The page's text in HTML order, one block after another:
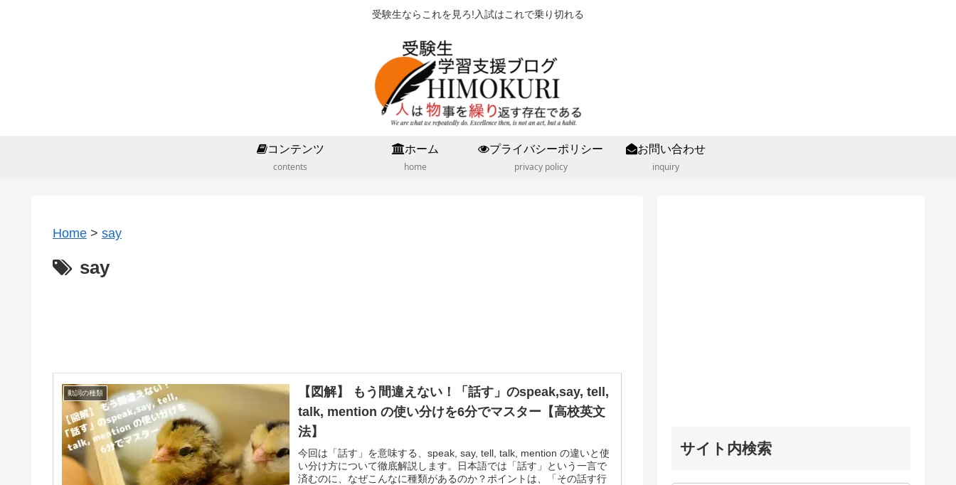
受験生ならこれを見ろ!入試はこれで乗り切れる
コンテンツ
contents
ホーム
home
プライバシーポリシー
privacy policy
お問い合わせ
inquiry
Home > say
say
動詞の種類
【図解】 もう間違えない！「話す」のspeak,say, tell,
talk, mention の使い分けを6分でマスター【高校英文
法】
今回は「話す」を意味する、speak, say, tell, talk, mention の違いと使
い分け方について徹底解説します。日本語では「話す」という一言で
済むのに、なぜこんなに種類があるのか？ポイントは、「その話す行
サイト内検索